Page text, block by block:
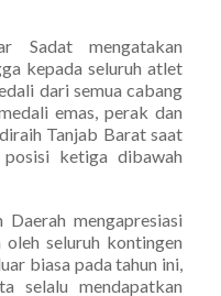
Sadat mengatakan
kepada seluruh atlet
dari semua cabang
emas, perak dan
Tanjab Barat saat
ketiga dibawah
mengapresiasi
seluruh kontingen
biasa pada tahun ini,
selalu mendapatkan